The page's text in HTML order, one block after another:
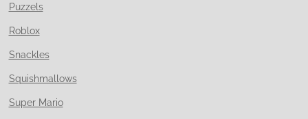
Puzzels
Roblox
Snackles
Squishmallows
Super Mario